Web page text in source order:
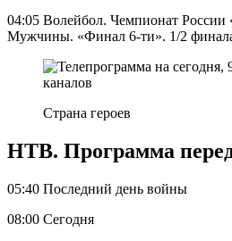
04:05 Волейбол. Чемпионат России
Мужчины. «Финал 6-ти». 1/2
Страна героев
НТВ. Программа
05:40 Последний день войны
08:00 Сегодня